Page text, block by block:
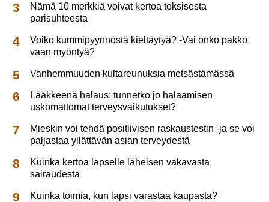
Nämä 10 merkkiä voivat kertoa toksisesta
parisuhteesta
Voiko kummipyynnöstä kieltäytyä? -Vai onko pakko
vaan myöntyä?
Vanhemmuuden kultareunuksia metsästämässä
Lääkkeenä halaus: tunnetko jo halaamisen
uskomattomat terveysvaikutukset?
Mieskin voi tehdä positiivisen raskaustestin -ja se voi
paljastaa yllättävän asian terveydestä
Kuinka kertoa lapselle läheisen vakavasta
sairaudesta
Kuinka toimia, kun lapsi varastaa kaupasta?